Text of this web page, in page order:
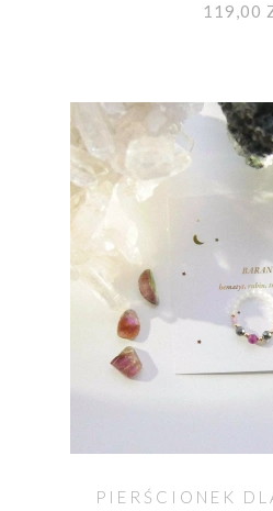
119,00
PIERŚCIONEK